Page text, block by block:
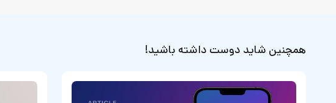
همچنین شاید دوست داشته باشید!